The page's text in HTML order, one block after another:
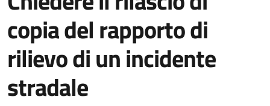
copia del rapporto di
rilievo di un incidente
stradale